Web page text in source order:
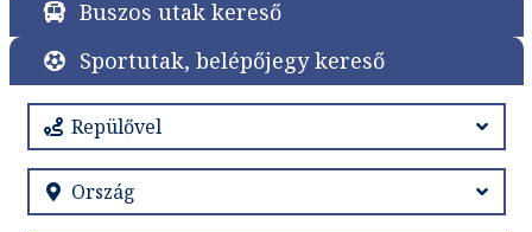
Buszos utak kereső
Sportutak, belépőjegy kereső